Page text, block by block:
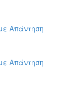
Απάντηση
Απάντηση